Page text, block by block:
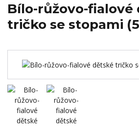
Bílo-růžovo-fialové
tričko se stopami